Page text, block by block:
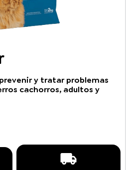
y tratar problemas
cachorros, adultos y